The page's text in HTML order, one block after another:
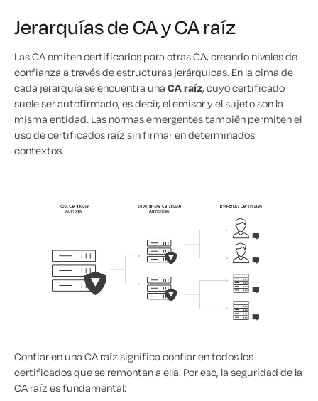
Jerarquías de CA y CA raíz
Las CA emiten certificados para otras CA, creando niveles de
confianza a través de estructuras jerárquicas. En la cima de
cada jerarquía se encuentra una CA raíz, cuyo certificado
suele ser autofirmado, es decir, el emisor y el sujeto son la
misma entidad. Las normas emergentes también permiten el
uso de certificados raíz sin firmar en determinados
contextos.
Confiar en una CA raíz significa confiar en todos los
certificados que se remontan a ella. Por eso, la seguridad de la
CA raíz es fundamental: